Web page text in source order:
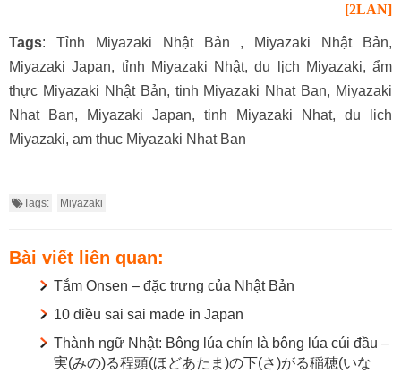
[2LAN]
Tags: Tỉnh Miyazaki Nhật Bản , Miyazaki Nhật Bản,
Miyazaki Japan, tỉnh Miyazaki Nhật, du lịch Miyazaki, ẩm
thực Miyazaki Nhật Bản, tinh Miyazaki Nhat Ban, Miyazaki
Nhat Ban, Miyazaki Japan, tinh Miyazaki Nhat, du lich
Miyazaki, am thuc Miyazaki Nhat Ban
Tags: Miyazaki
Bài viết liên quan:
Tắm Onsen – đặc trưng của Nhật Bản
10 điều sai sai made in Japan
Thành ngữ Nhật: Bông lúa chín là bông lúa cúi đầu –
実(みの)る程頭(ほどあたま)の下(さ)がる稲穂(いな